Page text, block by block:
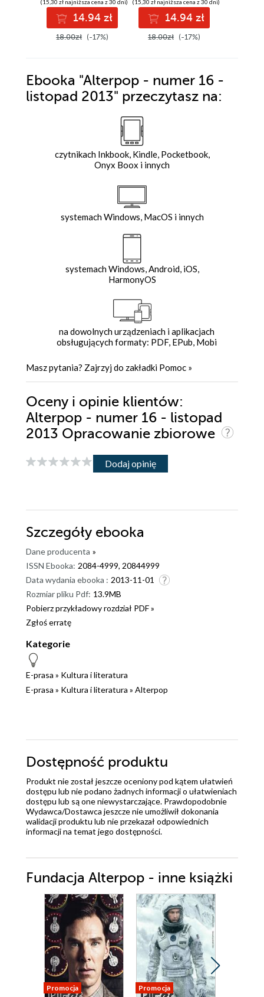
(15,30 zł najniższa cena z 30 dni)
14.94 zł
18.00zł (-17%)
(15,30 zł najniższa cena z 30 dni)
14.94 zł
18.00zł (-17%)
Ebooka "Alterpop - numer 16 -
listopad 2013" przeczytasz na:
czytnikach Inkbook, Kindle, Pocketbook,
Onyx Boox i innych
systemach Windows, MacOS i innych
systemach Windows, Android, iOS,
HarmonyOS
na dowolnych urządzeniach i aplikacjach
obsługujących formaty: PDF, EPub, Mobi
Masz pytania? Zajrzyj do zakładki Pomoc »
Oceny i opinie klientów:
Alterpop - numer 16 - listopad
2013 Opracowanie zbiorowe
Dodaj opinię
Szczegóły ebooka
Dane producenta »
ISSN Ebooka: 2084-4999, 20844999
Data wydania ebooka : 2013-11-01
Rozmiar pliku Pdf: 13.9MB
Pobierz przykładowy rozdział PDF »
Zgłoś erratę
Kategorie
E-prasa » Kultura i literatura
E-prasa » Kultura i literatura » Alterpop
Dostępność produktu
Produkt nie został jeszcze oceniony pod kątem ułatwień
dostępu lub nie podano żadnych informacji o ułatwieniach
dostępu lub są one niewystarczające. Prawdopodobnie
Wydawca/Dostawca jeszcze nie umożliwił dokonania
walidacji produktu lub nie przekazał odpowiednich
informacji na temat jego dostępności.
Fundacja Alterpop - inne książki
Promocja Promocja